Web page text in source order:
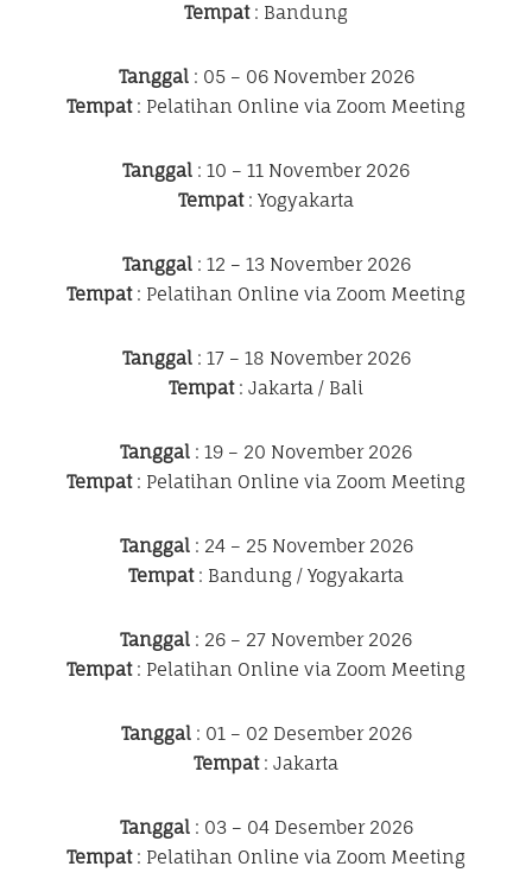
Tempat: Bandung
Tanggal: 05 – 06 November 2026
Tempat: Pelatihan Online via Zoom Meeting
Tanggal : 10 – 11 November 2026
Tempat: Yogyakarta
Tanggal: 12 – 13 November 2026
Tempat: Pelatihan Online via Zoom Meeting
Tanggal: 17 – 18 November 2026
Tempat: Jakarta / Bali
Tanggal : 19 – 20 November 2026
Tempat: Pelatihan Online via Zoom Meeting
Tanggal: 24 – 25 November 2026
Tempat: Bandung / Yogyakarta
Tanggal : 26 – 27 November 2026
Tempat: Pelatihan Online via Zoom Meeting
Tanggal: 01 – 02 Desember 2026
Tempat: Jakarta
Tanggal: 03 – 04 Desember 2026
Tempat: Pelatihan Online via Zoom Meeting